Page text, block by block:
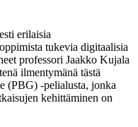
erilaisia
tukevia digitaalisia
professori Jaakko Kujala
ilmentymänä tästä
(PBG) -pelialusta, jonka
kehittäminen on